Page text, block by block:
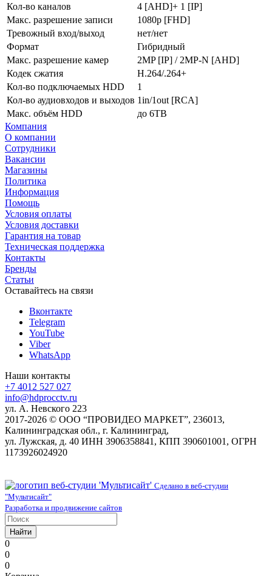
Кол-во каналов
4 [AHD]+ 1 [IP]
Макс. разрешение записи
1080p [FHD]
Тревожный вход/выход
нет/нет
Формат
Гибридный
Макс. разрешение камер
2MP [IP] / 2MP-N [AHD]
Кодек сжатия
H.264/.264+
Кол-во подключаемых HDD
1
Кол-во аудиовходов и выходов 1in/1out [RCA]
Макс. объём HDD
до 6TB
Компания
О компании
Сотрудники
Вакансии
Магазины
Политика
Информация
Помощь
Условия оплаты
Условия доставки
Гарантия на товар
Техническая поддержка
Контакты
Бренды
Статьи
Оставайтесь на связи
Вконтакте
Telegram
YouTube
Viber
WhatsApp
Наши контакты
+7 4012 527 027
info@hdprocctv.ru
ул. А. Невского 223
2017-2026 © ООО “ПРОВИДЕО МАРКЕТ”, 236013,
Калининградская обл., г. Калининград,
ул. Лужская, д. 40 ИНН 3906358841, КПП 390601001, ОГРН
1173926024920
Сделано в веб-студии
"Мультисайт"
Разработка и продвижение сайтов
Найти
0
0
0